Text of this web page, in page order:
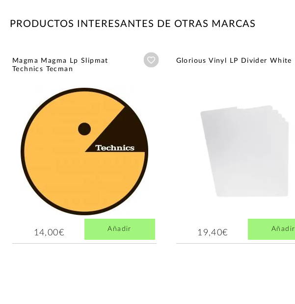
PRODUCTOS INTERESANTES DE OTRAS MARCAS
Magma Magma Lp Slipmat
Technics Tecman
Añadir a wishlist
14,00€ Añadir
Glorious Vinyl LP Divider White
19,40€ Añadir